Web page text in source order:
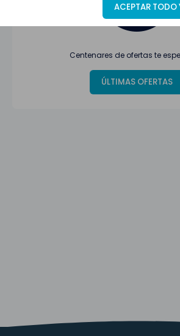
ACEPTAR
Centenares de ofertas te
ÚLTIMAS OFERTAS